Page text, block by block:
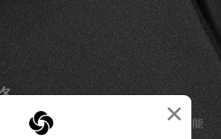
×
提供全球保修服務，確保您的旅行裝備能